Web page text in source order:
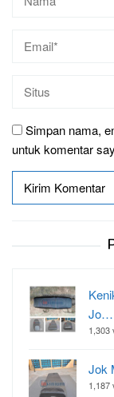
Simpan nama,
untuk komentar
Jo…
1,303
Jok
1,187